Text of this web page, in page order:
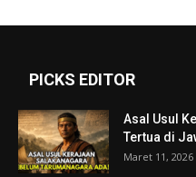
PICKS EDITOR
Asal Usul
Tertua di
Maret 11, 2026